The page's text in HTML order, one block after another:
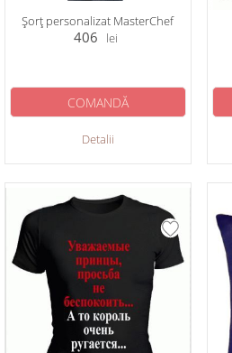
Șorț personalizat MasterChef
406 lei
Detalii
COMANDĂ